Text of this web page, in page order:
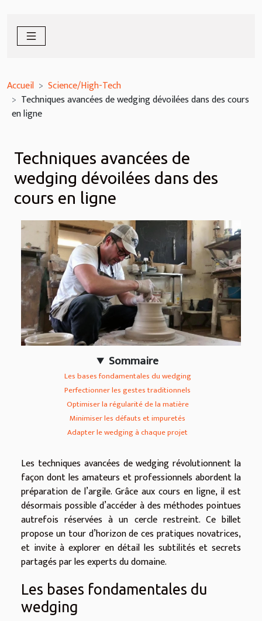
Accueil
Science/High-Tech
Techniques avancées de wedging dévoilées dans des cours
en ligne
Techniques avancées de
wedging dévoilées dans des
cours en ligne
Sommaire
Les bases fondamentales du wedging
Perfectionner les gestes traditionnels
Optimiser la régularité de la matière
Minimiser les défauts et impuretés
Adapter le wedging à chaque projet
Les techniques avancées de wedging révolutionnent la
façon dont les amateurs et professionnels abordent la
préparation de l’argile. Grâce aux cours en ligne, il est
désormais possible d’accéder à des méthodes pointues
autrefois réservées à un cercle restreint. Ce billet
propose un tour d’horizon de ces pratiques novatrices,
et invite à explorer en détail les subtilités et secrets
partagés par les experts du domaine.
Les bases fondamentales du
wedging